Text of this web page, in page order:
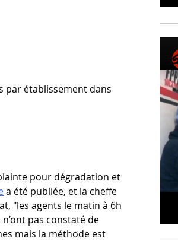
par établissement dans
pour dégradation et
a été publiée, et la cheffe
"les agents le matin à 6h
pas constaté de
mais la méthode est